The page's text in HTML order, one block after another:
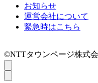
お知らせ
運営会社について
緊急時はこちら
©NTTタウンページ株式会